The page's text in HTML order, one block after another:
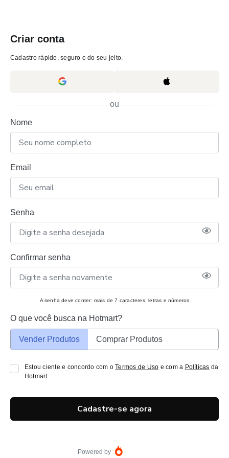
Criar conta
Cadastro rápido, seguro e do seu jeito.
ou
Nome
Email
Senha
Confirmar senha
A senha deve conter: mais de 7 caracteres, letras e números
O que você busca na Hotmart?
Vender Produtos Comprar Produtos
Estou ciente e concordo com oTermos de Uso e com a Políticas da
Hotmart.
Cadastre-se agora
Powered by